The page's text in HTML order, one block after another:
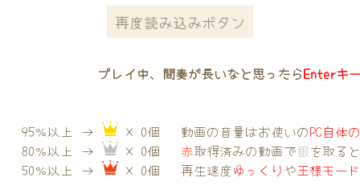
再度読み込みボタン
プレイ中、間奏が長いなと思ったらEnterキ
95％以上 →
× 0個
80％以上 →
× 0個
50％以上 →
× 0個
動画の音量はお使いのPC自体
赤取得済みの動画で銀を取る
再生速度ゆっくりや王様モー